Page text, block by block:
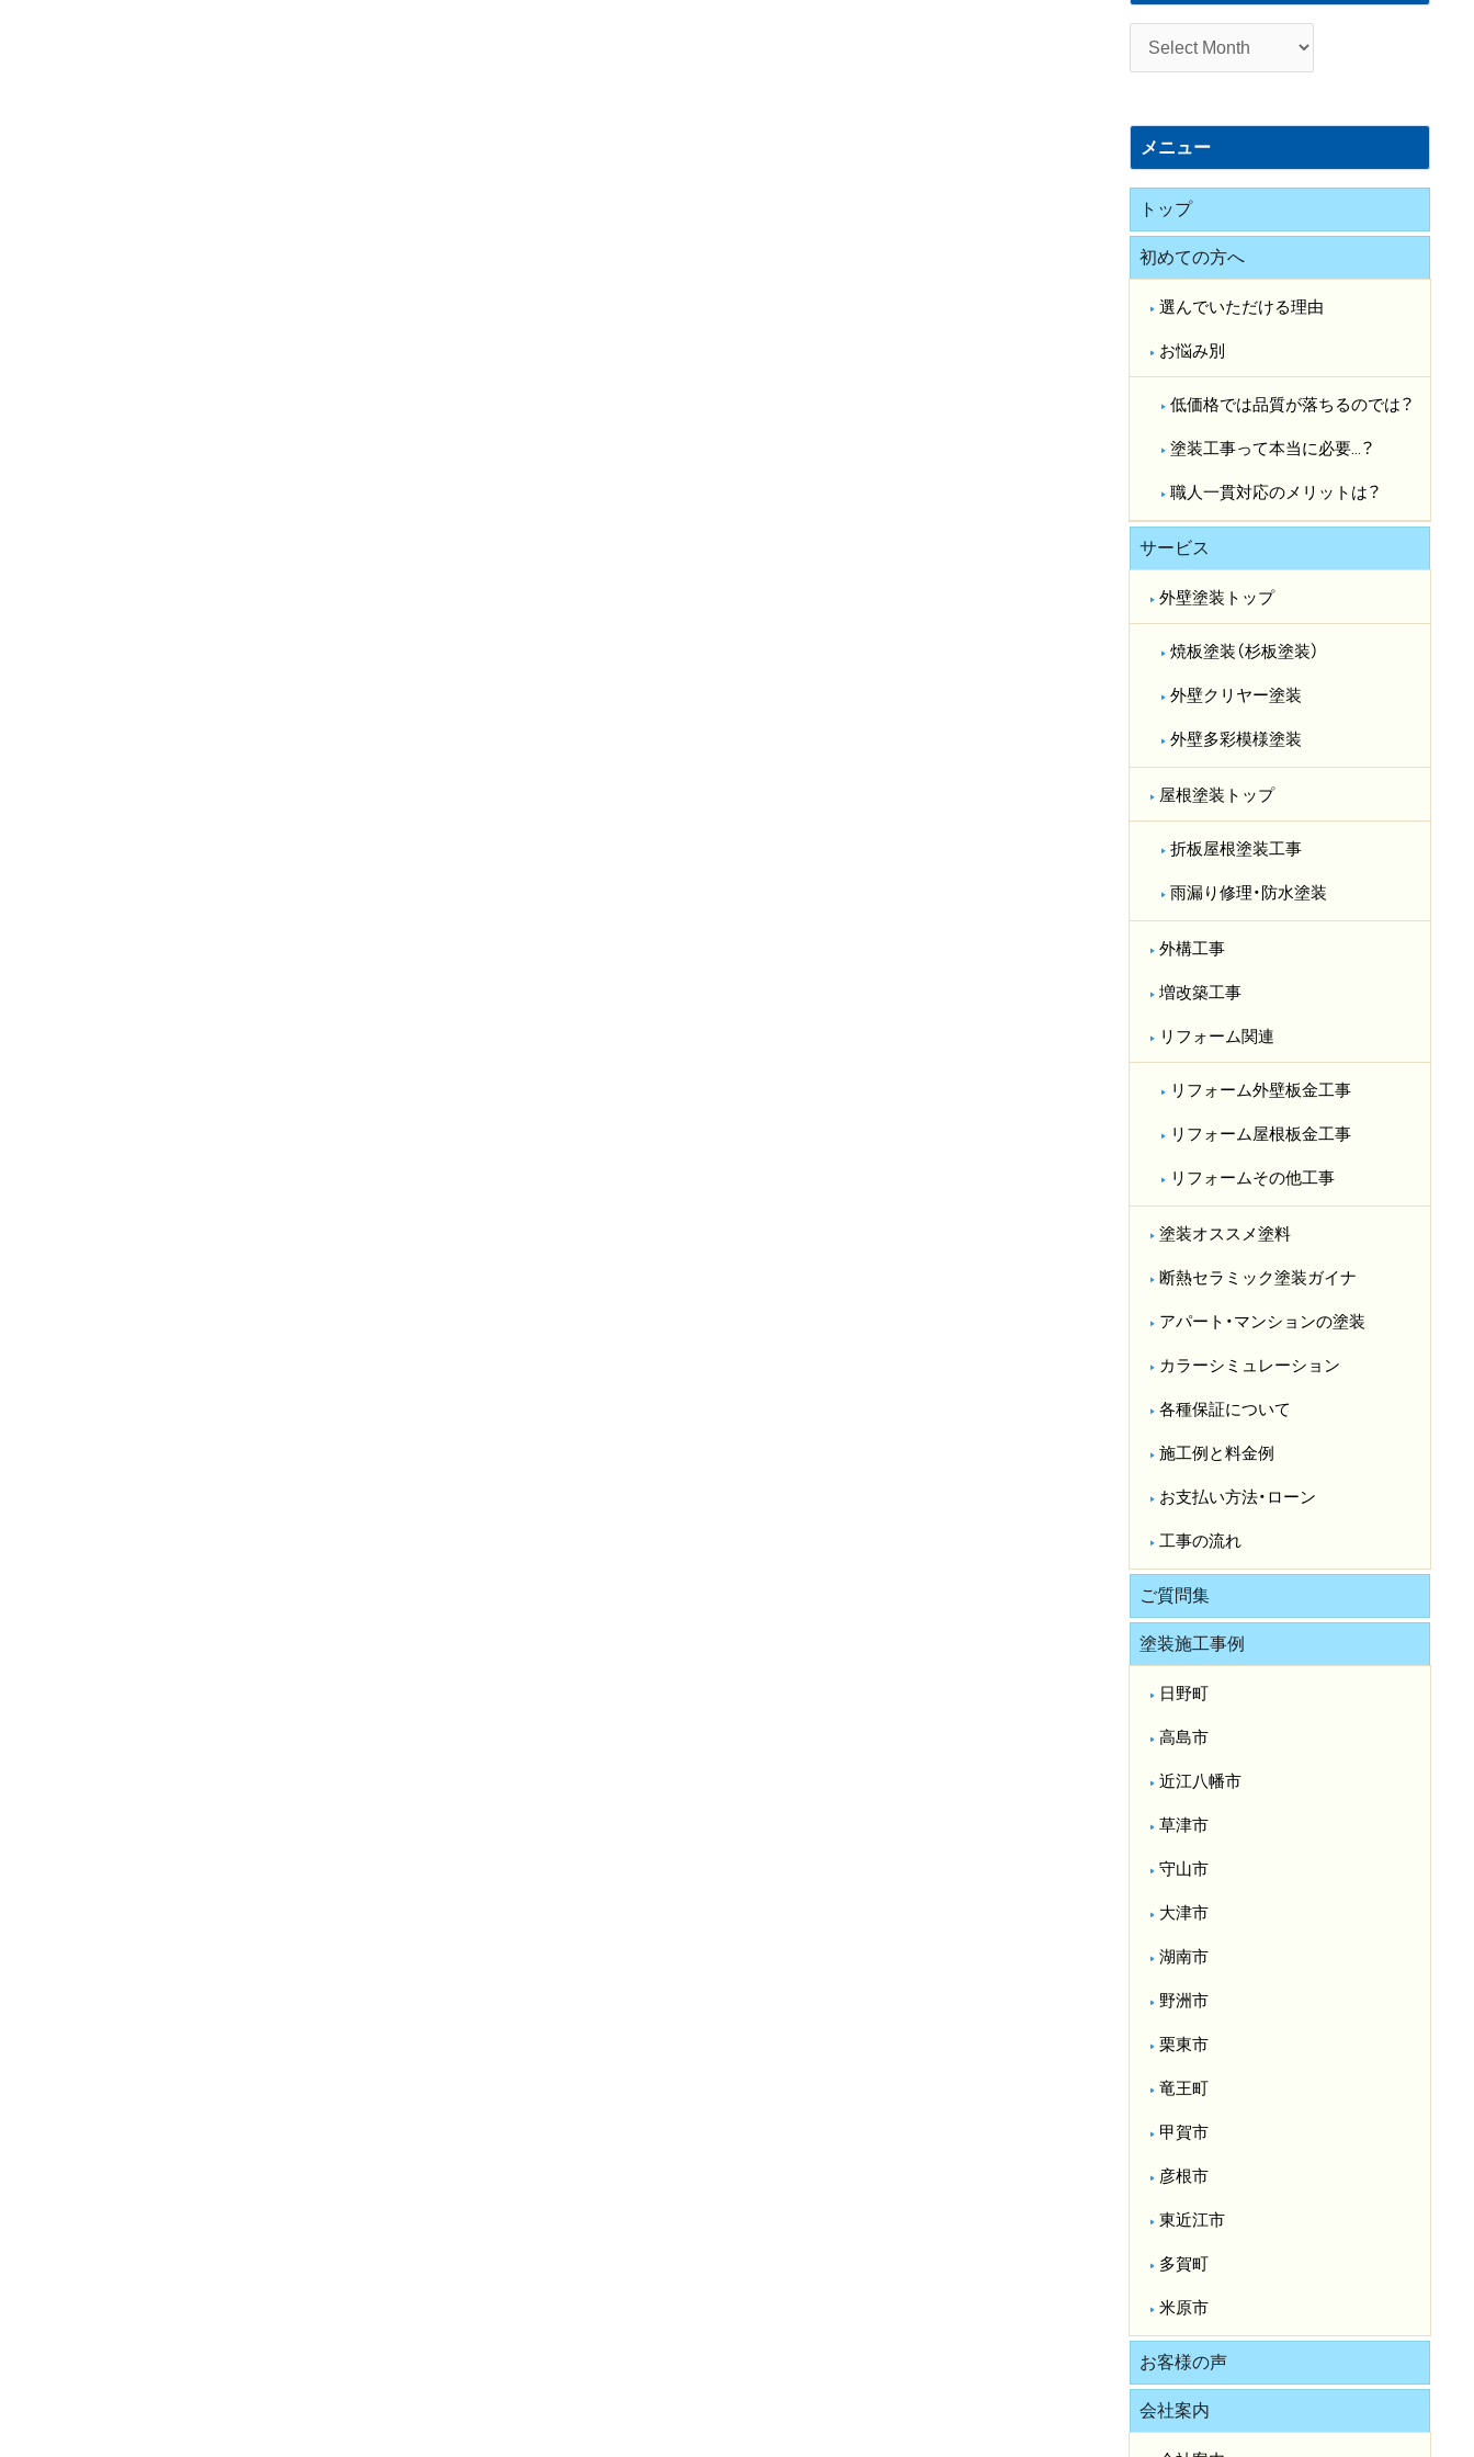
施
例
メニュー
トップ
初めての方へ
選んでいただける理由
お悩み別
低価格では品質が落ちるのでは？​
塗装工事って本当に必要…？​
職人一貫対応のメリットは？​
サービス
外壁塗装トップ
焼板塗装（杉板塗装）
外壁クリヤー塗装
外壁多彩模様塗装
屋根塗装トップ
折板屋根塗装工事
雨漏り修理・防水塗装
外構工事
増改築工事
リフォーム関連
リフォーム外壁板金工事
リフォーム屋根板金工事
リフォームその他工事
塗装オススメ塗料
断熱セラミック塗装ガイナ
アパート・マンションの塗装
カラーシミュレーション
各種保証について
施工例と料金例
お支払い方法・ローン
工事の流れ
ご質問集
塗装施工事例
日野町
高島市
近江八幡市
草津市
守山市
大津市
湖南市
野洲市
栗東市
竜王町
甲賀市
彦根市
東近江市
多賀町
米原市
お客様の声
会社案内